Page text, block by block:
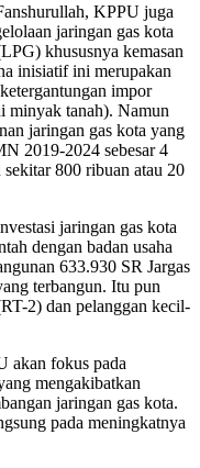
KPPU juga
jaringan gas kota
khususnya kemasan
inisiatif ini merupakan
impor
minyak tanah). Namun
jaringan gas kota yang
2019-2024 sebesar 4
800 ribuan atau 20
jaringan gas kota
dengan badan usaha
633.930 SR Jargas
terbangun. Itu pun
2) dan pelanggan kecil-
akan fokus pada
mengakibatkan
jaringan gas kota.
pada meningkatnya